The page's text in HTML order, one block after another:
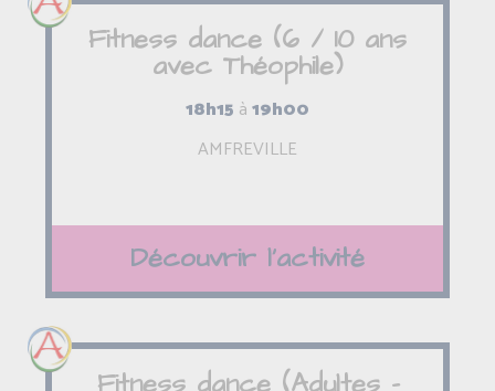
Fitness dance (6 / 10 ans
avec Théophile)
18h15 à19h00
AMFREVILLE
Découvrir l'activité